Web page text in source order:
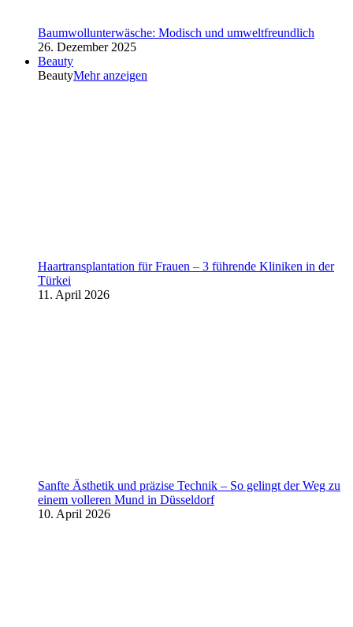
Baumwollunterwäsche: Modisch und umweltfreundlich
26. Dezember 2025
Beauty
BeautyMehr anzeigen
Haartransplantation für Frauen – 3 führende Kliniken in der
Türkei
11. April 2026
Sanfte Ästhetik und präzise Technik – So gelingt der Weg zu
einem volleren Mund in Düsseldorf
10. April 2026